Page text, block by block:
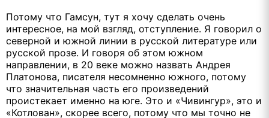
Потому что Гамсун, тут я хочу сделать очень
интересное, на мой взгляд, отступление. Я говорил о
северной и южной линии в русской литературе или
русской прозе. И говоря об этом южном
направлении, в 20 веке можно назвать Андрея
Платонова, писателя несомненно южного, потому
что значительная часть его произведений
проистекает именно на юге. Это и «Чивингур», это и
«Котлован», скорее всего, потому что мы точно не